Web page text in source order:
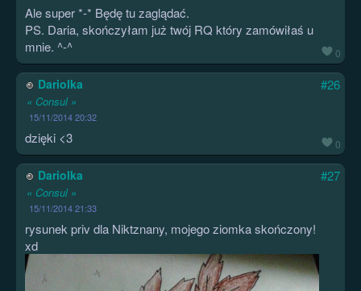
0
Ale super *-* Będę tu zaglądać.
PS. Daria, skończyłam już twój RQ który zamówiłaś u
mnie. ^-^
Dariolka
« Consul »
15/11/2014 20:32
#26
0
dzięki <3
Dariolka
« Consul »
15/11/2014 21:33
#27
rysunek priv dla Niktznany, mojego ziomka skończony!
xd